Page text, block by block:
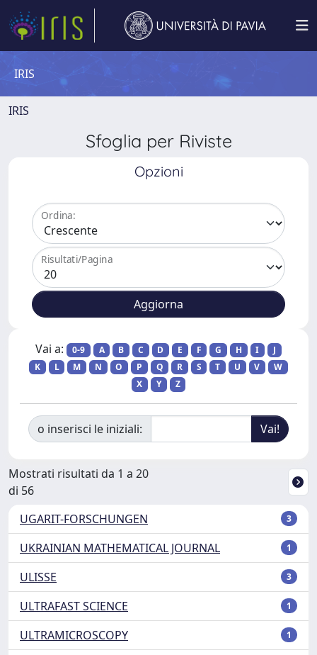
IRIS
IRIS
Sfoglia per Riviste
Opzioni
Ordina:
Risultati/Pagina
Vai a: 0-9 A B C D E F G H I
J
K
L M N O P Q R S T U V
W
X
Y Z
o inserisci le iniziali:
Mostrati risultati da 1 a 20
di 56
UGARIT-FORSCHUNGEN
3
UKRAINIAN MATHEMATICAL JOURNAL 1
ULISSE 3
ULTRAFAST SCIENCE 1
ULTRAMICROSCOPY 1